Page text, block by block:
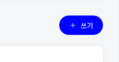
쓰기